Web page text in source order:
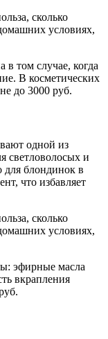
том случае, когда
В косметических
до 3000 руб.
одной из
светловолосых и
для блондинок в
что избавляет
эфирные масла
вкрапления